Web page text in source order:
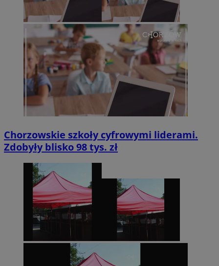
Chorzowskie szkoły cyfrowymi liderami.
Zdobyły blisko 98 tys. zł